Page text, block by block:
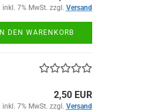
inkl. 7% MwSt. zzgl. Versand
IN DEN WARENKORB
2,50 EUR
inkl. 7% MwSt. zzgl. Versand